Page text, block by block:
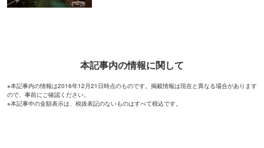
本記事内の情報に関して
※本記事内の情報は2016年12月21日時点のものです。掲載情報は現在と異なる場合があります
ので、事前にご確認ください。
※本記事中の金額表示は、税抜表記のないものはすべて税込です。